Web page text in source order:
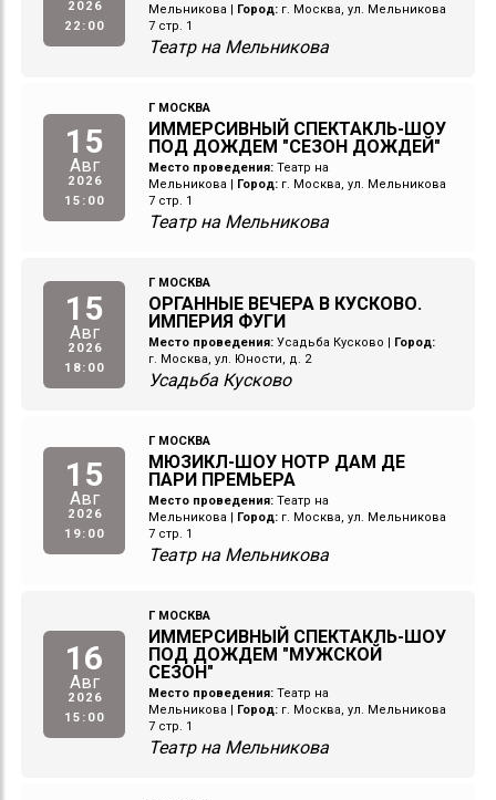
2026
22:00
Мельникова
Город: г. Москва, ул. Мельникова
7 стр. 1
Театр на Мельникова
15
Авг
2026
15:00
Г МОСКВА
ИММЕРСИВНЫЙ СПЕКТАКЛЬ-ШОУ
ПОД ДОЖДЕМ "СЕЗОН ДОЖДЕЙ"
Место проведения: Театр на
Мельникова
Город: г. Москва, ул. Мельникова
7 стр. 1
Театр на Мельникова
15
Авг
2026
18:00
Г МОСКВА
ОРГАННЫЕ ВЕЧЕРА В КУСКОВО.
ИМПЕРИЯ ФУГИ
Место проведения: Усадьба Кусково
Город:
г. Москва, ул. Юности, д. 2
Усадьба Кусково
15
Авг
2026
19:00
Г МОСКВА
МЮЗИКЛ-ШОУ НОТР ДАМ ДЕ
ПАРИ ПРЕМЬЕРА
Место проведения: Театр на
Мельникова
Город: г. Москва, ул. Мельникова
7 стр. 1
Театр на Мельникова
16
Авг
2026
15:00
Г МОСКВА
ИММЕРСИВНЫЙ СПЕКТАКЛЬ-ШОУ
ПОД ДОЖДЕМ "МУЖСКОЙ
СЕЗОН"
Место проведения: Театр на
Мельникова
Город: г. Москва, ул. Мельникова
7 стр. 1
Театр на Мельникова